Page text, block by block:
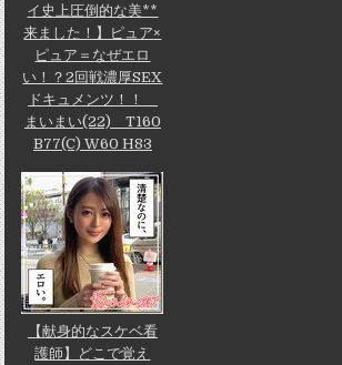
イ史上圧倒的な美**
来ました！】ピュア×
ピュア＝なぜエロ
い！？2回戦濃厚SEX
ドキュメンツ！！
まいまい(22) T160
B77(C) W60 H83
【献身的なスケベ看
護師】どこで覚え